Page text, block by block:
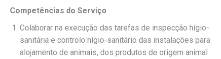
Competências do Serviço
Colaborar na execução das tarefas de inspecção hígio-
sanitária e controlo hígio-sanitário das instalações para
alojamento de animais, dos produtos de origem animal